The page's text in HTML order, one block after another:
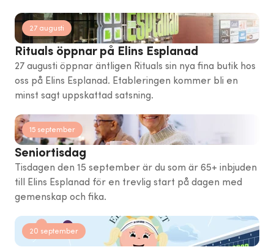
27 augusti
Rituals öppnar på Elins Esplanad
27 augusti öppnar äntligen Rituals sin nya fina butik hos
oss på Elins Esplanad. Etableringen kommer bli en
minst sagt uppskattad satsning.
15 september
Seniortisdag
Tisdagen den 15 september är du som är 65+ inbjuden
till Elins Esplanad för en trevlig start på dagen med
gemenskap och fika.
20 september